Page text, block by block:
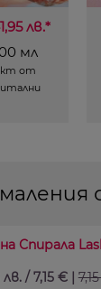
лв.*
мл
от
на Спирала
лв. / 7,15 € |